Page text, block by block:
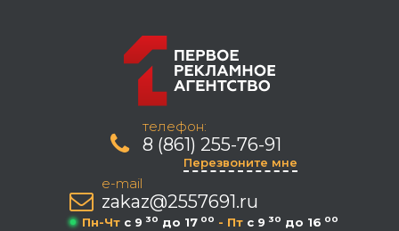
телефон:
8 (861) 255-76-91
Перезвоните мне
e-mail
zakaz@2557691.ru
Пн-Чт c 9 30 до 17 00 - Пт c 9 30 до 16 00